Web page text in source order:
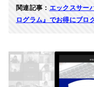
関連記事： エックスサー
ログラム』でお得にブロ